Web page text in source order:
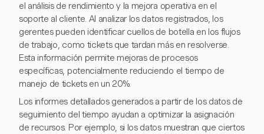
el análisis de rendimiento y la mejora operativa en el
soporte al cliente. Al analizar los datos registrados, los
gerentes pueden identificar cuellos de botella en los flujos
de trabajo, como tickets que tardan más en resolverse.
Esta información permite mejoras de procesos
específicas, potencialmente reduciendo el tiempo de
manejo de tickets en un 20%.
Los informes detallados generados a partir de los datos de
seguimiento del tiempo ayudan a optimizar la asignación
de recursos. Por ejemplo, si los datos muestran que ciertos